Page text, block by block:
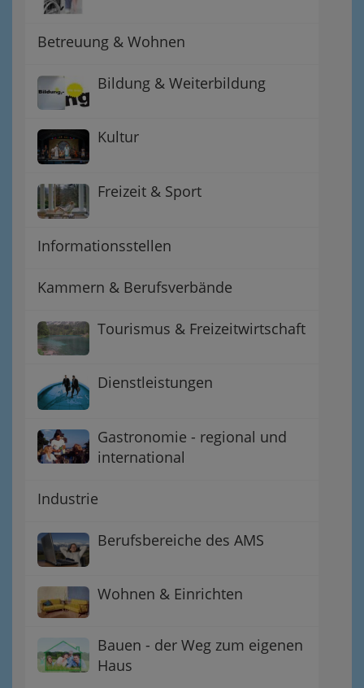
Betreuung & Wohnen
Bildung & Weiterbildung
Kultur
Freizeit & Sport
Informationsstellen
Kammern & Berufsverbände
Tourismus & Freizeitwirtschaft
Dienstleistungen
Gastronomie - regional und
international
Industrie
Berufsbereiche des AMS
Wohnen & Einrichten
Bauen - der Weg zum eigenen
Haus